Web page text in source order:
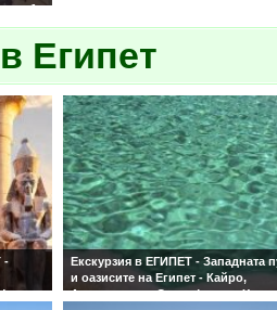
1
Египет
-
Екскурзия в ЕГИПЕТ - Западната
и оазисите на Египет - Кайро,
Александрия, Сива, Фаюм и